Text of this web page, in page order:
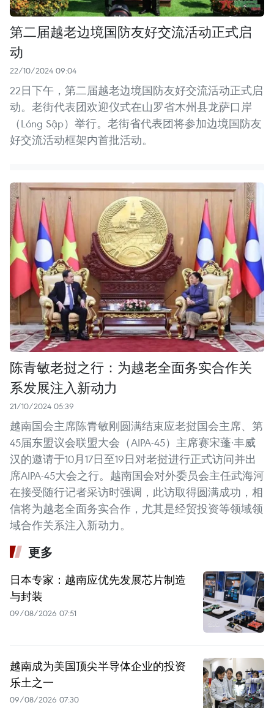
第二届越老边境国防友好交流活动正式启
动
22/10/2024 09:04
22日下午，第二届越老边境国防友好交流活动正式启
动。老街代表团欢迎仪式在山罗省木州县龙萨口岸
（Lóng Sập）举行。老街省代表团将参加边境国防友
好交流活动框架内首批活动。
陈青敏老挝之行：为越老全面务实合作关
系发展注入新动力
21/10/2024 05:39
越南国会主席陈青敏刚圆满结束应老挝国会主席、第
45届东盟议会联盟大会（AIPA-45）主席赛宋蓬·丰威
汉的邀请于10月17日至19日对老挝进行正式访问并出
席AIPA-45大会之行。越南国会对外委员会主任武海河
在接受随行记者采访时强调，此访取得圆满成功，相
信将为越老全面务实合作，尤其是经贸投资等领域领
域合作关系注入新动力。
更多
日本专家：越南应优先发展芯片制造
与封装
09/08/2026 07:51
越南成为美国顶尖半导体企业的投资
乐土之一
09/08/2026 07:30